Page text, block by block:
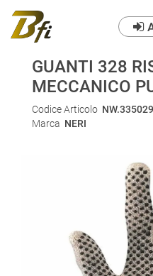
GUANTI 328
MECCANICO
Codice Articolo NW.335029
Marca NERI